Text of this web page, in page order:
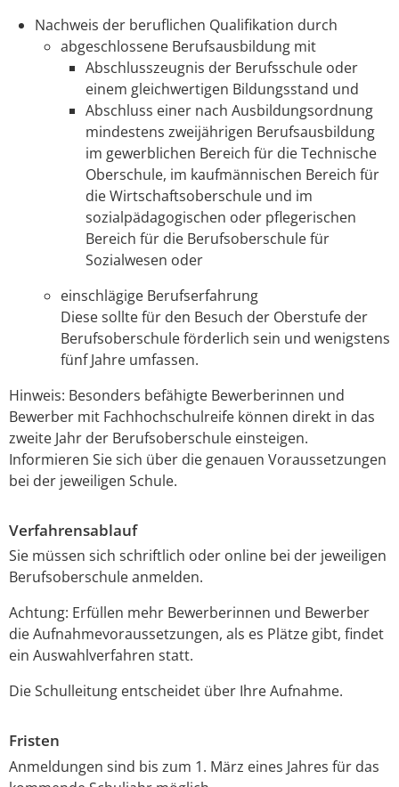
Nachweis der beruflichen Qualifikation durch
abgeschlossene Berufsausbildung mit
Abschlusszeugnis der Berufsschule oder
einem gleichwertigen Bildungsstand und
Abschluss einer nach Ausbildungsordnung
mindestens zweijährigen Berufsausbildung
im gewerblichen Bereich für die Technische
Oberschule, im kaufmännischen Bereich für
die Wirtschaftsoberschule und im
sozialpädagogischen oder pflegerischen
Bereich für die Berufsoberschule für
Sozialwesen oder
einschlägige Berufserfahrung
Diese sollte für den Besuch der Oberstufe der
Berufsoberschule förderlich sein und wenigstens
fünf Jahre umfassen.
Hinweis: Besonders befähigte Bewerberinnen und
Bewerber mit Fachhochschulreife können direkt in das
zweite Jahr der Berufsoberschule einsteigen.
Informieren Sie sich über die genauen Voraussetzungen
bei der jeweiligen Schule.
Verfahrensablauf
Sie müssen sich schriftlich oder online bei der jeweiligen
Berufsoberschule anmelden.
Achtung: Erfüllen mehr Bewerberinnen und Bewerber
die Aufnahmevoraussetzungen, als es Plätze gibt, findet
ein Auswahlverfahren statt.
Die Schulleitung entscheidet über Ihre Aufnahme.
Fristen
Anmeldungen sind bis zum 1. März eines Jahres für das